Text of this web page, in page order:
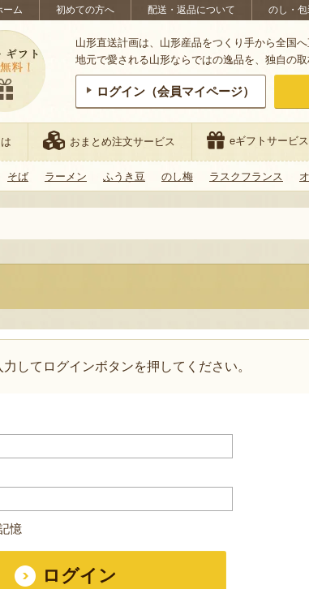
ーム 初めての方へ 配送・返品について のし・
山形直送計画は、山形産品をつくり手から全国
地元で愛される山形ならではの逸品を、独自の取
ログイン（会員マイページ）
おまとめ注文サービス eギフトサービス
そば ラーメン ふうき豆 のし梅 ラスクフランス
してログインボタンを押してください。
憶